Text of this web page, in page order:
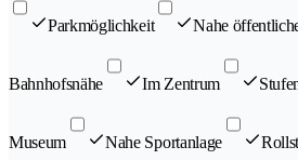
Parkmöglichkeit Nahe
Bahnhofsnähe Im Zentrum
Museum Nahe Sportanlage